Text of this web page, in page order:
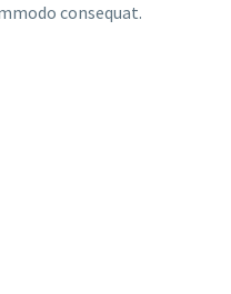
consequat.